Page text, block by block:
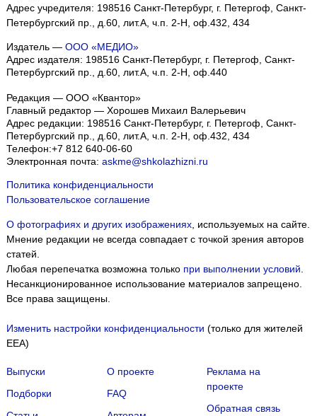
Адрес учредителя: 198516 Санкт-Петербург, г. Петергоф, Санкт-
Петербургский пр., д.60, лит.А, ч.п. 2-Н, оф.432, 434
Издатель — ООО «МЕДИО»
Адрес издателя: 198516 Санкт-Петербург, г. Петергоф, Санкт-
Петербургский пр., д.60, лит.А, ч.п. 2-Н, оф.440
Редакция — ООО «Квантор»
Главный редактор — Хорошев Михаил Валерьевич
Адрес редакции: 198516 Санкт-Петербург, г. Петергоф Санкт-
Петербургский пр., д.60, лит.А, ч.п. 2-Н, оф.432, 434
Телефон:+7 812 640-06-60
Электронная почта: askme@shkolazhizni.ru
Политика конфиденциальности
Пользовательское соглашение
О фотографиях и других изображениях, используемых на сайте.
Мнение редакции не всегда совпадает с точкой зрения авторов
статей.
Любая перепечатка возможна только при выполнении условий
Несанкционированное использование материалов запрещено.
Все права защищены.
Изменить настройки конфиденциальности (только для жителей
EEA)
Выпуски
Подборки
О проекте
FAQ
Реклама на
проекте
Обратная связь